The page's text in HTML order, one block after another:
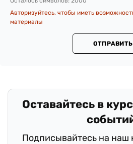
Авторизуйтесь, чтобы иметь
материалы
ОТПРАВИТЬ
Оставайтесь в
Подписывайтесь на наш